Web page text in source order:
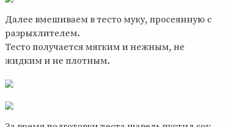
Далее вмешиваем в тесто муку, просеянную с
разрыхлителем.
Тесто получается мягким и нежным, не
жидким и не плотным.